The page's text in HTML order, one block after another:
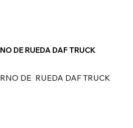
DE RUEDA DAF TRUCK
DE RUEDA DAF TRUCK